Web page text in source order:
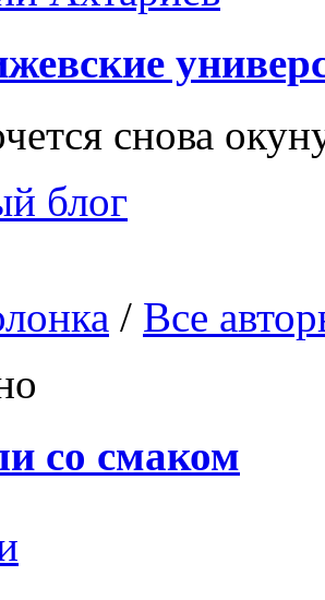
снова
блог
/ Все
со смаком